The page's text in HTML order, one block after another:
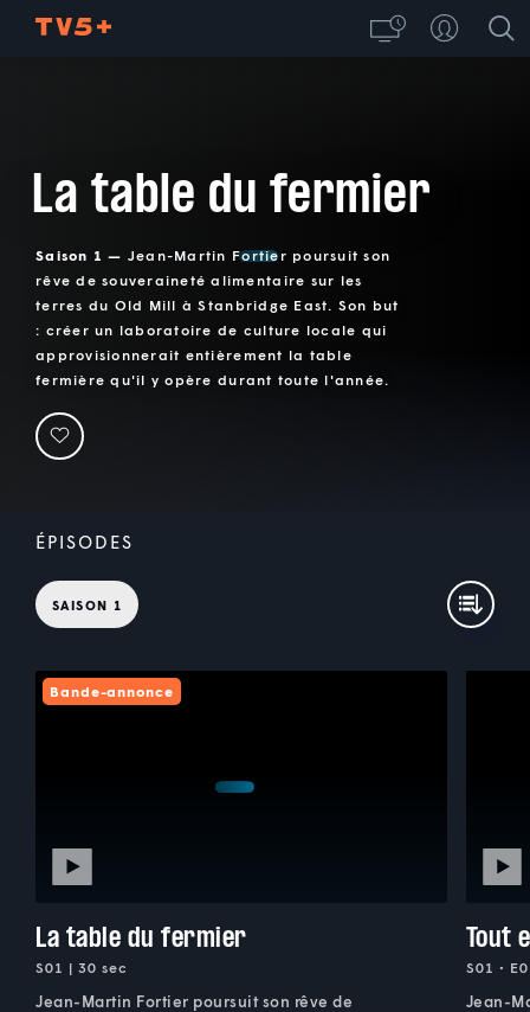
La table du fermier
Saison 1 — Jean-Martin Fortier poursuit son
rêve de souveraineté alimentaire sur les
terres du Old Mill à Stanbridge East. Son but
: créer un laboratoire de culture locale qui
approvisionnerait entièrement la table
fermière qu'il y opère durant toute l'année.
ÉPISODES
SAISON 1
Bande-annonce
La table du fermier
S01 | 30 sec
Jean-Martin Fortier poursuit son rêve de
Tout
S01 •
Jean-